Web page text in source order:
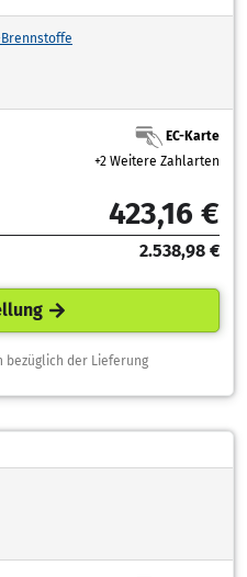
EC-Karte
+2 Weitere Zahlarten
423,16 €
2.538,98 €
bezüglich der Lieferung